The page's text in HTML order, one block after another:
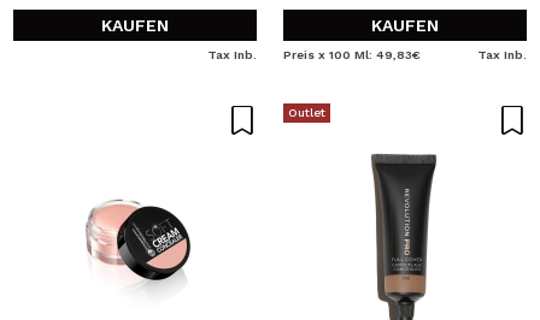
KAUFEN
Tax Inb.
KAUFEN
Preis x 100 Ml: 49,83€ Tax Inb.
Outlet